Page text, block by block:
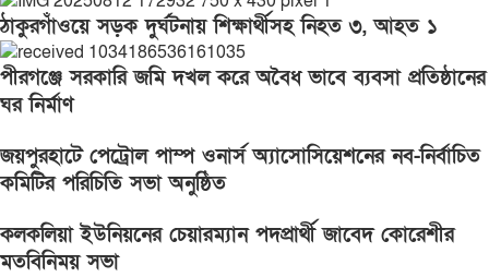
ঠাকুরগাঁওয়ে সড়ক দুর্ঘটনায় শিক্ষার্থীসহ নিহত ৩, আহত ১
পীরগঞ্জে সরকারি জমি দখল করে অবৈধ ভাবে ব্যবসা প্রতিষ্ঠানের
ঘর নির্মাণ
জয়পুরহাটে পেট্রোল পাম্প ওনার্স অ্যাসোসিয়েশনের নব-নির্বাচিত
কমিটির পরিচিতি সভা অনুষ্ঠিত
কলকলিয়া ইউনিয়নের চেয়ারম্যান পদপ্রার্থী জাবেদ কোরেশীর
মতবিনিময় সভা